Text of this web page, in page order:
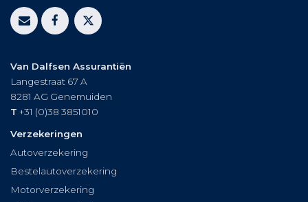
Van Dalfsen Assurantiën
Langestraat 67 A
8281 AG Genemuiden
T +31 (0)38 3851010
Verzekeringen
Autoverzekering
Bestelautoverzekering
Motorverzekering